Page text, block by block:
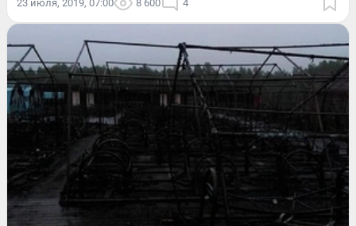
23 июля, 2019, 07:00 8 600 4